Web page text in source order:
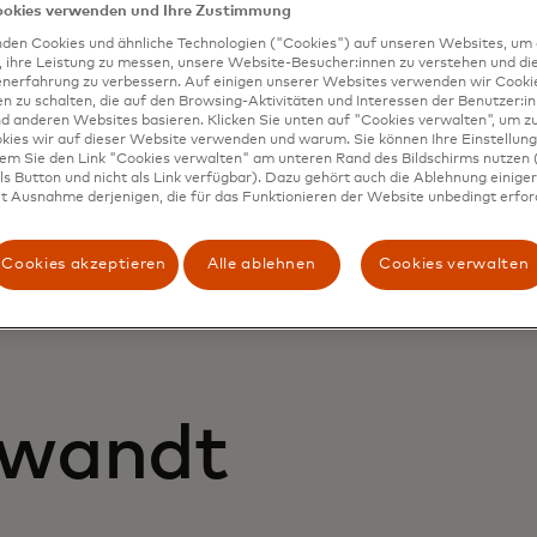
zu erfüllen
Sie sich durch Kartenakzeptanz einen
Sie Hürden bei der Einführung
Automatisierung und KI
von The Harris Poll und Mastercard im Oktober 2024 unter
grosser B2B-Unternehmen in Brasilien, Kanada,
Malaysia, Saudi-Arabien, Spanien, Grossbritannien und den
verwenden und Ihre Zustimmung
Cookies und ähnliche Technologien ("Cookies") auf unseren Websites, um
ihre Leistung zu messen, unsere Website-Besucher:innen zu verstehen und die
zu verbessern. Auf einigen unserer Websites verwenden wir
zu schalten, die auf den Browsing-Aktivitäten und Interessen der
anderen Websites basieren. Klicken Sie unten auf "Cookies verwalten", um
wir auf dieser Website verwenden und warum. Sie können Ihre
Sie den Link "Cookies verwalten" am unteren Rand des Bildschirms nutzen
Button und nicht als Link verfügbar). Dazu gehört auch die Ablehnung
Ausnahme derjenigen, die für das Funktionieren der Website unbedingt
Cookies akzeptieren Alle ablehnen Cookies verwalten